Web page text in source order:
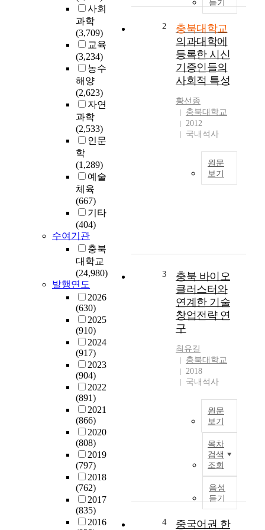
사회
과학
(3,709)
교육
(3,234)
농수
해양
(2,623)
자연
과학
(2,533)
인문
학
(1,289)
예술
체육
(667)
기타
(404)
수여기관
충북
대학교
(24,980)
발행연도
2026
(630)
2025
(910)
2024
(917)
2023
(904)
2022
(891)
2021
(866)
2020
(808)
2019
(797)
2018
(762)
2017
(835)
2016
듣기
2
충북대학교
의과대학에
등록한 시신
기증인들의
사회적 특성
황선종
충북대학교
2012
국내석사
원문
보기
3
충북 바이오
클러스터와
연계한 기술
창업전략 연
구
최유길
충북대학교
2018
국내석사
원문
보기
목차
검색
조회
음성
듣기
4 중국어권 한